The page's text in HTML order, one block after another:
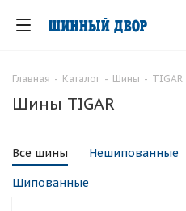
Главная - Каталог - Шины - TIGAR
Шины TIGAR
Все шины Нешипованные
Шипованные